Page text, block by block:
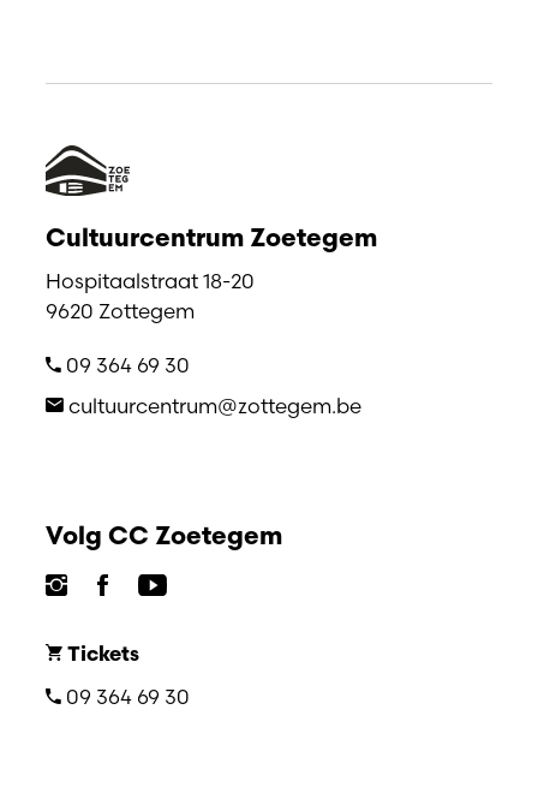
Cultuurcentrum Zoetegem
Hospitaalstraat 18-20
9620 Zottegem
09 364 69 30
cultuurcentrum@zottegem.be
Volg CC Zoetegem
Tickets
09 364 69 30